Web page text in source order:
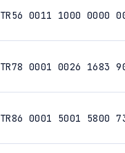
TR56 0011 1000 0000
TR78 0001 0026 1683
TR86 0001 5001 5800